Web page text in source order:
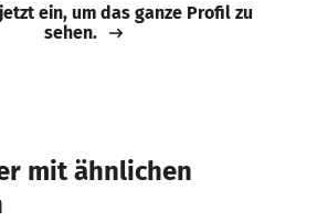
ein, um das ganze Profil zu
sehen.
mit ähnlichen